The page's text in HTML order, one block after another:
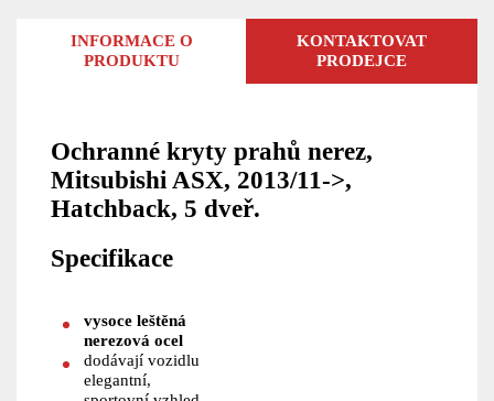
INFORMACE O
PRODUKTU
KONTAKTOVAT
PRODEJCE
Ochranné kryty prahů nerez,
Mitsubishi ASX, 2013/11->,
Hatchback, 5 dveř.
Specifikace
vysoce leštěná
nerezová ocel
dodávají vozidlu
elegantní,